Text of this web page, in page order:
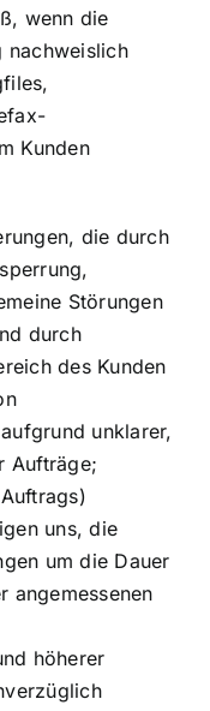
wenn die
nachweislich
Kunden
die durch
Störungen
durch
des Kunden
unklarer,
Aufträge;
uns, die
um die Dauer
angemessenen
höherer